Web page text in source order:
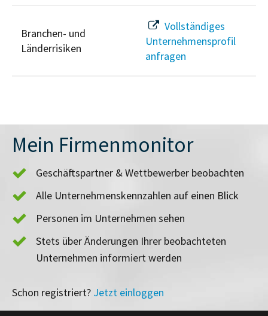
Branchen- und
Länderrisiken
Vollständiges
Unternehmensprofil
anfragen
Mein Firmenmonitor
Geschäftspartner & Wettbewerber beobachten
Alle Unternehmenskennzahlen auf einen Blick
Personen im Unternehmen sehen
Stets über Änderungen Ihrer beobachteten
Unternehmen informiert werden
Schon registriert? Jetzt einloggen